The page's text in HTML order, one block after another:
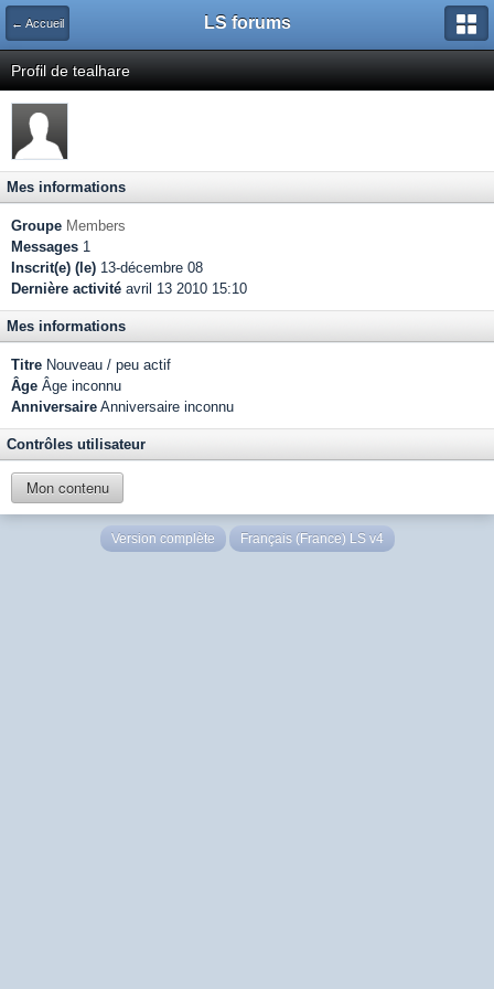
← Accueil LS forums
Profil de tealhare
Mes informations
Groupe Members
Messages 1
Inscrit(e) (le) 13-décembre 08
Dernière activité avril 13 2010 15:10
Mes informations
Titre Nouveau / peu actif
Âge Âge inconnu
Anniversaire Anniversaire inconnu
Contrôles utilisateur
Mon contenu
Version complète Français (France) LS v4